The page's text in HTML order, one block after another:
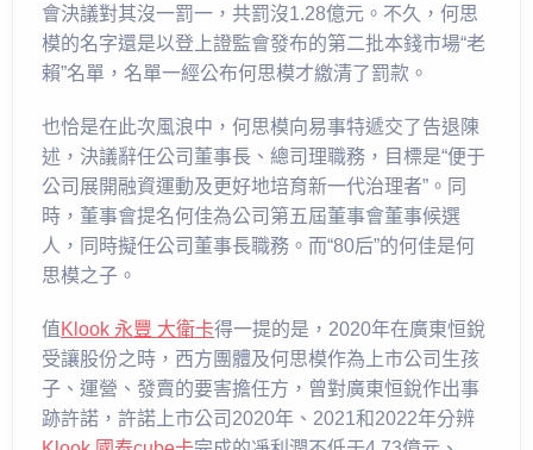
會決議對其沒一罰一，共罰沒1.28億元。不久，何思
模的名字還是以登上證監會發布的第二批本錢市場“老
賴”名單，名單一經公布何思模才繳清了罰款。
也恰是在此次風浪中，何思模向易事特遞交了告退陳
述，決議辭任公司董事長、總司理職務，目標是“便于
公司展開融資運動及更好地培育新一代治理者”。同
時，董事會提名何佳為公司第五屆董事會董事候選
人，同時擬任公司董事長職務。而“80后”的何佳是何
思模之子。
值Klook 永豐 大衛卡得一提的是，2020年在廣東恒銳
受讓股份之時，西方團體及何思模作為上市公司生孩
子、運營、發賣的要害擔任方，曾對廣東恒銳作出事
跡許諾，許諾上市公司2020年、2021和2022年分辨